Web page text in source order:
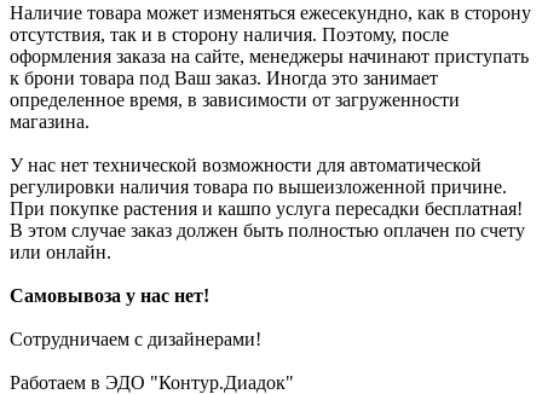
Наличие товара может изменяться ежесекундно, как в сторону
отсутствия, так и в сторону наличия. Поэтому, после
оформления заказа на сайте, менеджеры начинают приступать
к брони товара под Ваш заказ. Иногда это занимает
определенное время, в зависимости от загруженности
магазина.
У нас нет технической возможности для автоматической
регулировки наличия товара по вышеизложенной причине.
При покупке растения и кашпо услуга пересадки бесплатная!
В этом случае заказ должен быть полностью оплачен по счету
или онлайн.
Самовывоза у нас нет!
Сотрудничаем с дизайнерами!
Работаем в ЭДО "Контур.Диадок"